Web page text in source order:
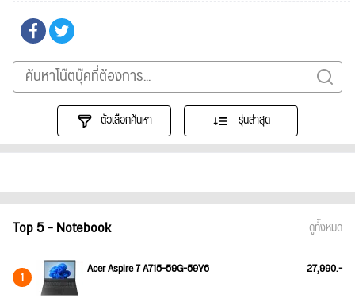
ตัวเลือกค้นหา รุ่นล่าสุด
Top 5 - Notebook ดูทั้งหมด
1 Acer Aspire 7 A715-59G-59Y6 27,990.-